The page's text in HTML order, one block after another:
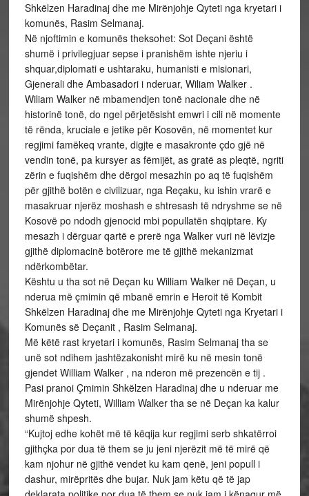
Shkëlzen Haradinaj dhe me Mirënjohje Qyteti nga kryetari i
komunës, Rasim Selmanaj.
Në njoftimin e komunës theksohet: Sot Deçani është
shumë i privilegjuar sepse i pranishëm ishte njeriu i
shquar,diplomati e ushtaraku, humanisti e misionari,
Gjenerali dhe Ambasadori i nderuar, Wiliam Walker .
Wiliam Walker në mbamendjen tonë nacionale dhe në
historinë tonë, do ngel përjetësisht emwri i cili në momente
të rënda, kruciale e jetike për Kosovën, në momentet kur
regjimi famëkeq vrante, digjte e masakronte çdo gjë në
vendin tonë, pa kursyer as fëmijët, as gratë as pleqtë, ngriti
zërin e fuqishëm dhe dërgoi mesazhin po aq të fuqishëm
për gjithë botën e civilizuar, nga Reçaku, ku ishin vrarë e
masakruar njerëz moshash e shtresash të ndryshme se në
Kosovë po ndodh gjenocid mbi popullatën shqiptare. Ky
mesazh i dërguar qartë e prerë nga Walker vuri në lëvizje
gjithë diplomacinë botërore me të gjithë mekanizmat
ndërkombëtar.
Kështu u tha sot në Deçan ku William Walker në Deçan, u
nderua më çmimin që mbanë emrin e Heroit të Kombit
Shkëlzen Haradinaj dhe me Mirënjohje Qyteti nga Kryetari i
Komunës së Deçanit , Rasim Selmanaj.
Më këtë rast kryetari i komunës, Rasim Selmanaj tha se
unë sot ndihem jashtëzakonisht mirë ku në mesin tonë
gjendet William Walker , na nderon më prezencën e tij .
Pasi pranoi Çmimin Shkëlzen Haradinaj dhe u nderuar me
Mirënjohje Qyteti, William Walker tha se në Deçan ka kalur
shumë shpesh.
“Kujtoj edhe kohët më të këqija kur regjimi serb shkatërroi
gjithçka por dua të them se ju jeni njerëzit më të mirë që
kam njohur në gjithë vendet ku kam qenë, jeni popull i
dashur, mirëpritës dhe bujar. Nuk jam këtu që të jap